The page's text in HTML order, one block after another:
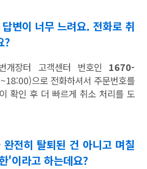
변이 너무 느려요. 전화로 취
?
개장터 고객센터 번호인 1670-
으로 전화하셔서 주문번호를
확인 후 더 빠르게 취소 처리를 도
전히 탈퇴된 건 아니고 며칠
'이라고 하는데요?